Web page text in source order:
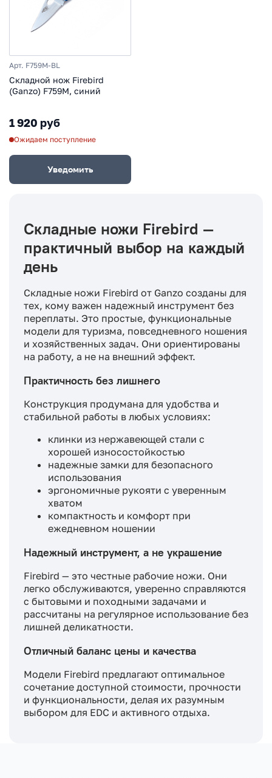
Арт. F759M-BL
Складной нож Firebird
(Ganzo) F759M, синий
1 920 руб
Ожидаем поступление
Уведомить
Складные ножи Firebird —
практичный выбор на каждый
день
Складные ножи Firebird от Ganzo созданы для
тех, кому важен надежный инструмент без
переплаты. Это простые, функциональные
модели для туризма, повседневного ношения
и хозяйственных задач. Они ориентированы
на работу, а не на внешний эффект.
Практичность без лишнего
Конструкция продумана для удобства и
стабильной работы в любых условиях:
клинки из нержавеющей стали с
хорошей износостойкостью
надежные замки для безопасного
использования
эргономичные рукояти с уверенным
хватом
компактность и комфорт при
ежедневном ношении
Надежный инструмент, а не украшение
Firebird — это честные рабочие ножи. Они
легко обслуживаются, уверенно справляются
с бытовыми и походными задачами и
рассчитаны на регулярное использование без
лишней деликатности.
Отличный баланс цены и качества
Модели Firebird предлагают оптимальное
сочетание доступной стоимости, прочности
и функциональности, делая их разумным
выбором для EDC и активного отдыха.